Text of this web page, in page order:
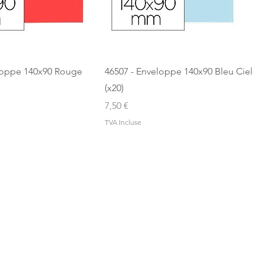
140x90 Rouge
46507 - Enveloppe 140x90 Bleu Ciel
(x20)
Prix
7,50 €
TVA Incluse